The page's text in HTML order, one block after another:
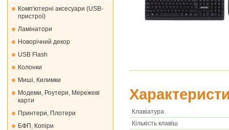
Комп'ютерні аксесуари (USB-
пристрої)
Ламінатори
Новорічний декор
USB Flash
Колонки
Миші, Килимки
Модеми, Роутери, Мережеві
карти
Принтери, Плотери
БФП, Копіри
Клавіатура
Кількість клавіш